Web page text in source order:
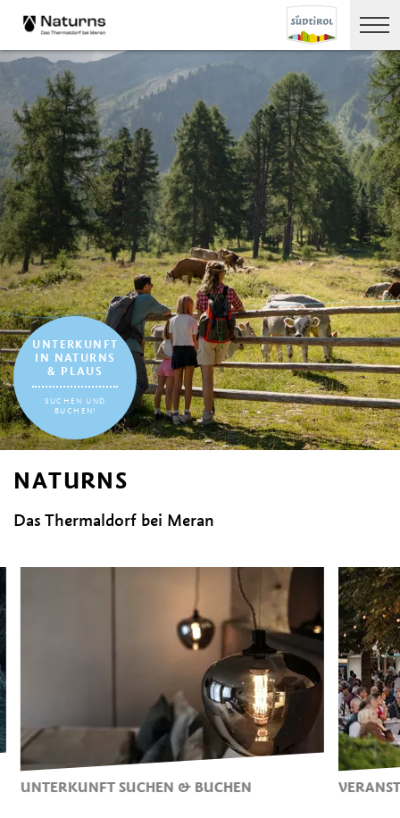
NATURNS
Das Thermaldorf bei Meran
UNTERKUNFT
IN NATURNS
& PLAUS
SUCHEN UND
BUCHEN!
UNTERKUNFT SUCHEN & BUCHEN